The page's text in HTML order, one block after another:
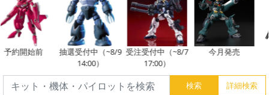
約開始前
抽選受付中（~8/9
14:00）
受注受付中（~8/7
17:00）
今月発売